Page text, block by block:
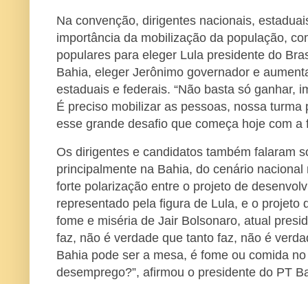
Na convenção, dirigentes nacionais,
importância da mobilização da população,
populares para eleger Lula presidente do
Bahia, eleger Jerônimo governador e
estaduais e federais. “Não basta só ganhar,
É preciso mobilizar as pessoas, nossa
esse grande desafio que começa hoje com
Os dirigentes e candidatos também falaram
principalmente na Bahia, do cenário
forte polarização entre o projeto de
representado pela figura de Lula, e o projeto
fome e miséria de Jair Bolsonaro, atual
faz, não é verdade que tanto faz, não é
Bahia pode ser a mesa, é fome ou comida
desemprego?”, afirmou o presidente do PT